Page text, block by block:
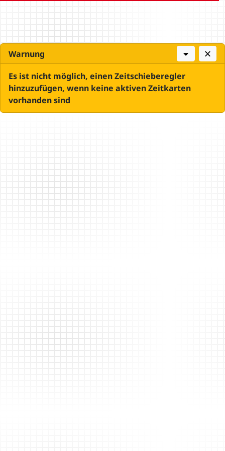
Warnung
Es ist nicht möglich, einen Zeitschieberegler
hinzuzufügen, wenn keine aktiven Zeitkarten
vorhanden sind